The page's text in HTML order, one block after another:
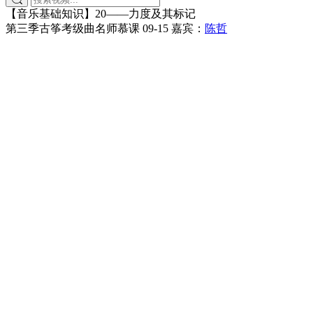
【音乐基础知识】20——力度及其标记
第三季古筝考级曲名师慕课 09-15 嘉宾： 陈哲